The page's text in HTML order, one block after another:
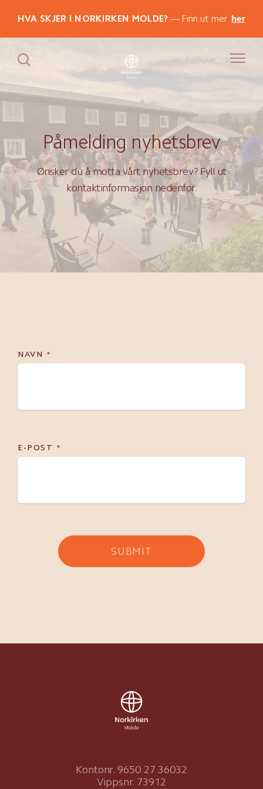
HVA SKJER I NORKIRKEN MOLDE? Finn ut mer her
Påmelding nyhetsbrev
Ønsker du å motta vårt nyhetsbrev? Fyll ut
kontaktinformasjon nedenfor.
NAVN *
E-POST *
SUBMIT
Kontonr. 9650 27 36032
Vippsnr. 73912